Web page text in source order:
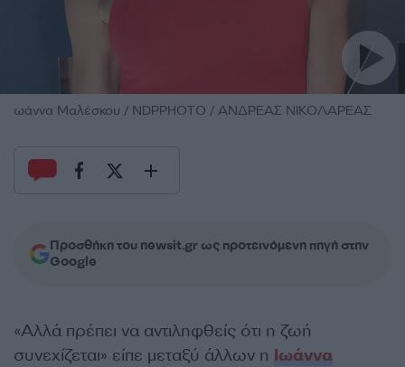
ωάννα Μαλέσκου / NDPPHOTO / ΑΝΔΡΕΑΣ ΝΙΚΟΛΑΡΕΑΣ
Προσθήκη του newsit.gr ως προτεινόμενη πηγή στην
Google
«Αλλά πρέπει να αντιληφθείς ότι η ζωή
συνεχίζεται» είπε μεταξύ άλλων η Ιωάννα